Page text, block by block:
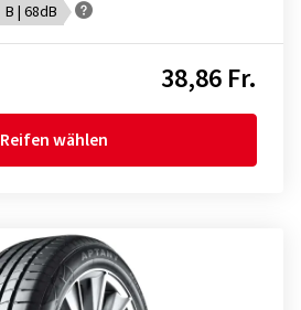
B | 68dB
38,86 Fr.
Reifen wählen